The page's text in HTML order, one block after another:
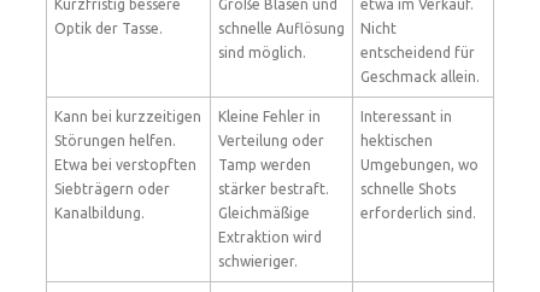
Kurzfristig bessere
Optik der Tasse.
Große Blasen und
schnelle Auflösung
sind möglich.
etwa im Verkauf.
Nicht
entscheidend für
Geschmack allein.
Kann bei kurzzeitigen
Störungen helfen.
Etwa bei verstopften
Siebträgern oder
Kanalbildung.
Kleine Fehler in
Verteilung oder
Tamp werden
stärker bestraft.
Gleichmäßige
Extraktion wird
schwieriger.
Interessant in
hektischen
Umgebungen, wo
schnelle Shots
erforderlich sind.